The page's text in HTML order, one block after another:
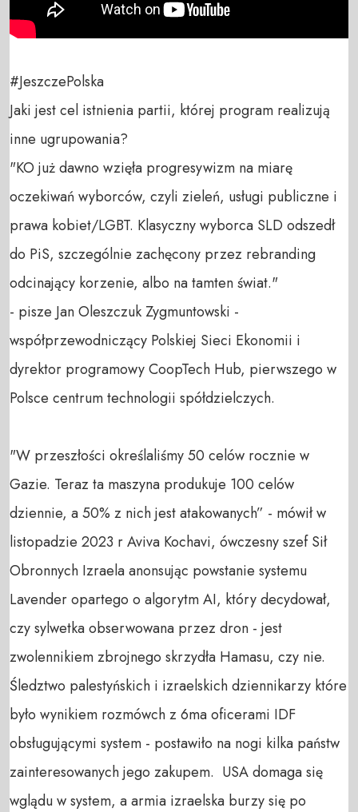
#JeszczePolska
Jaki jest cel istnienia partii, której program realizują
inne ugrupowania?
"KO już dawno wzięła progresywizm na miarę
oczekiwań wyborców, czyli zieleń, usługi publiczne i
prawa kobiet/LGBT. Klasyczny wyborca SLD odszedł
do PiS, szczególnie zachęcony przez rebranding
odcinający korzenie, albo na tamten świat."
- pisze Jan Oleszczuk Zygmuntowski -
współprzewodniczący Polskiej Sieci Ekonomii i
dyrektor programowy CoopTech Hub, pierwszego w
Polsce centrum technologii spółdzielczych.
"W przeszłości określaliśmy 50 celów rocznie w
Gazie. Teraz ta maszyna produkuje 100 celów
dziennie, a 50% z nich jest atakowanych” - mówił w
listopadzie 2023 r Aviva Kochavi, ówczesny szef Sił
Obronnych Izraela anonsując powstanie systemu
Lavender opartego o algorytm AI, który decydował,
czy sylwetka obserwowana przez dron - jest
zwolennikiem zbrojnego skrzydła Hamasu, czy nie.
Śledztwo palestyńskich i izraelskich dziennikarzy które
było wynikiem rozmówch z 6ma oficerami IDF
obsługującymi system - postawiło na nogi kilka państw
zainteresowanych jego zakupem.  USA domaga się
wglądu w system, a armia izraelska burzy się po